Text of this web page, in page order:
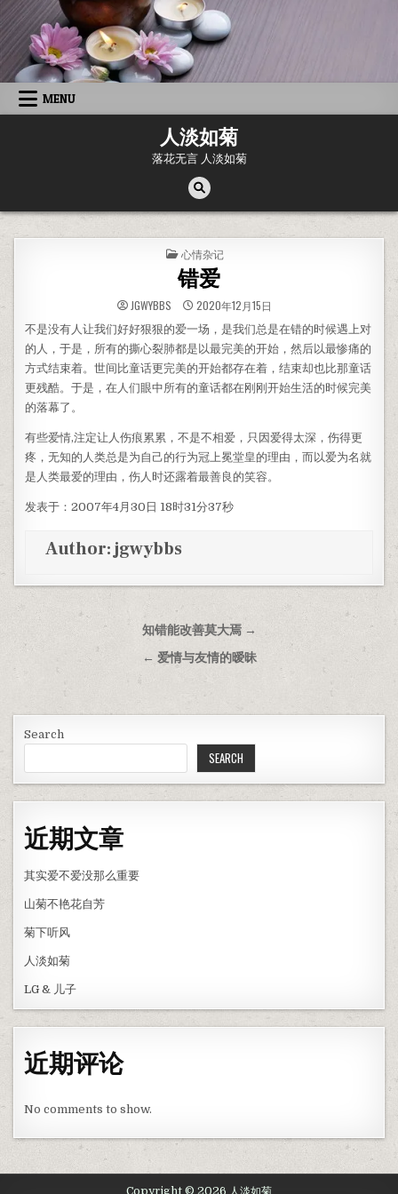
Skip to content
MENU
人淡如菊
落花无言 人淡如菊
POSTED IN
心情杂记
错爱
JGWYBBS 2020年12月15日
不是没有人让我们好好狠狠的爱一场，是我们总是在错的时候遇上对
的人，于是，所有的撕心裂肺都是以最完美的开始，然后以最惨痛的
方式结束着。世间比童话更完美的开始都存在着，结束却也比那童话
更残酷。于是，在人们眼中所有的童话都在刚刚开始生活的时候完美
的落幕了。
有些爱情,注定让人伤痕累累，不是不相爱，只因爱得太深，伤得更
疼，无知的人类总是为自己的行为冠上冕堂皇的理由，而以爱为名就
是人类最爱的理由，伤人时还露着最善良的笑容。
发表于：2007年4月30日 18时31分37秒
Author:jgwybbs
Post navigation知错能改善莫大焉 →
← 爱情与友情的暧昧
Search
SEARCH
近期文章
其实爱不爱没那么重要
山菊不艳花自芳
菊下听风
人淡如菊
LG & 儿子
近期评论
No comments to show.
Copyright © 2026 人淡如菊